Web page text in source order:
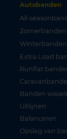
Autobanden
All-
Zomerbanden
Winterbanden
Extra Load
Runflat
Banden
Uitlijnen
Balanceren
Opslag van